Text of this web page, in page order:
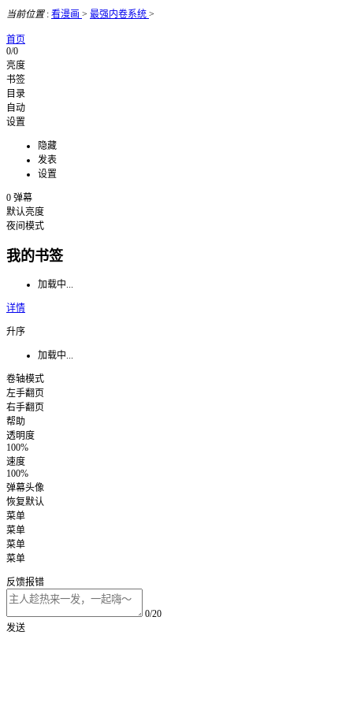
当前位置: 看漫画 > 最强内卷系统 >
首页
0/0
亮度
书签
目录
自动
设置
隐藏
发表
设置
0 弹幕
默认亮度
夜间模式
我的书签
加载中...
详情
升序
加载中...
卷轴模式
左手翻页
右手翻页
帮助
透明度
100%
速度
100%
弹幕头像
恢复默认
菜单
菜单
菜单
菜单
反馈报错
0/20
发送